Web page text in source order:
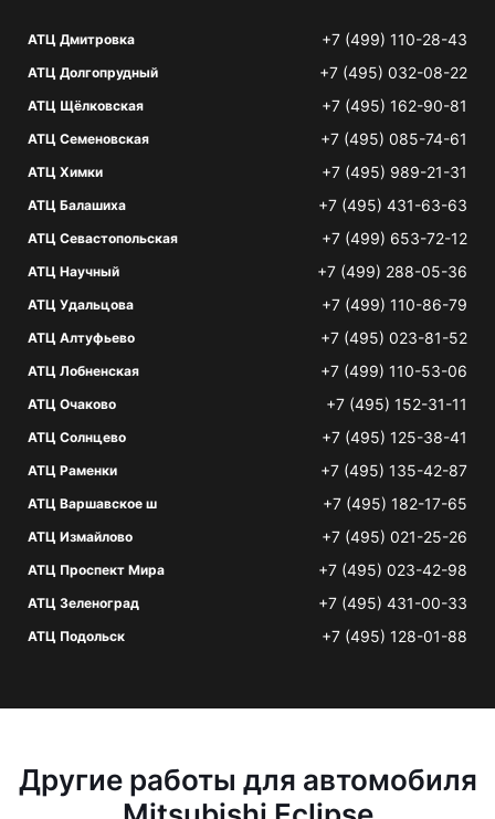
АТЦ Дмитровка +7 (499) 110-28-43
АТЦ Долгопрудный +7 (495) 032-08-22
АТЦ Щёлковская +7 (495) 162-90-81
АТЦ Семеновская +7 (495) 085-74-61
АТЦ Химки +7 (495) 989-21-31
АТЦ Балашиха +7 (495) 431-63-63
АТЦ Севастопольская +7 (499) 653-72-12
АТЦ Научный +7 (499) 288-05-36
АТЦ Удальцова +7 (499) 110-86-79
АТЦ Алтуфьево +7 (495) 023-81-52
АТЦ Лобненская +7 (499) 110-53-06
АТЦ Очаково +7 (495) 152-31-11
АТЦ Солнцево +7 (495) 125-38-41
АТЦ Раменки +7 (495) 135-42-87
АТЦ Варшавское ш +7 (495) 182-17-65
АТЦ Измайлово +7 (495) 021-25-26
АТЦ Проспект Мира +7 (495) 023-42-98
АТЦ Зеленоград +7 (495) 431-00-33
АТЦ Подольск +7 (495) 128-01-88
Другие работы для автомобиля